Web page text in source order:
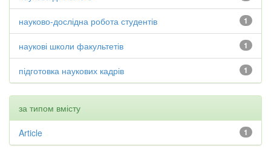
1
науково-дослідна робота студентів
1
наукові школи факультетів
1
підготовка наукових кадрів
за типом вмісту
1
Article